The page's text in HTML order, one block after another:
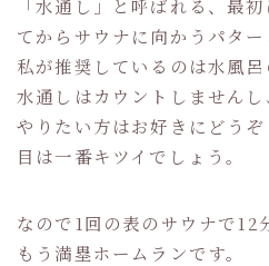
「水通し」と呼ばれる、最
てからサウナに向かうパター
私が推奨しているのは水風呂
水通しはカウントしませんし
やりたい方はお好きにどう
目は一番キツイでしょう。
なので1回の表のサウナで12
もう満塁ホームランです。